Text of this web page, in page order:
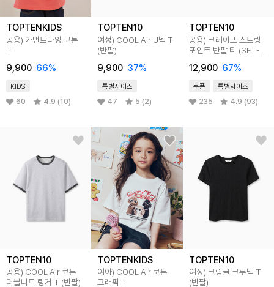
TOPTENKIDS
공용) 가먼트다잉 코튼
T
9,900 66%
KIDS
60 4.9 (10)
TOPTEN10
여성) COOL Air U넥 T
(반팔)
9,900 37%
특별사이즈
47 5 (2)
TOPTEN10
공용) 크레이프 스트링
포인트 반팔 티 (SET-
12,900 67%
쿠폰 특별사이즈
235 4.9 (93)
TOPTEN10
공용) COOL Air 코튼
더블니트 링거 T (반팔)
TOPTENKIDS
여아) COOL Air 코튼
그래픽 T
TOPTEN10
여성) 크링클 크루넥 T
(반팔)